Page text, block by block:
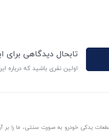
تابحال دیدگاهی
اولین نفری باشید که
قطعات یدکی خودرو به صورت سنتی، ما را